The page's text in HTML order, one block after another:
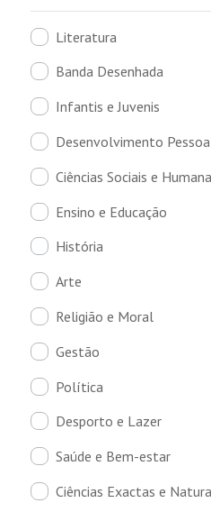
Literatura
Banda Desenhada
Infantis e Juvenis
Desenvolvimento
Ciências Sociais e
Ensino e Educação
História
Arte
Religião e Moral
Gestão
Política
Desporto e Lazer
Saúde e Bem-estar
Ciências Exactas e